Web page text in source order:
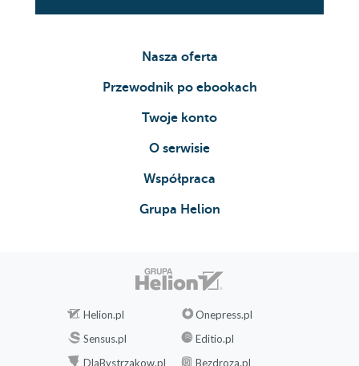
Nasza oferta
Przewodnik po ebookach
Twoje konto
O serwisie
Współpraca
Grupa Helion
Helion.pl
Onepress.pl
Sensus.pl
Editio.pl
DlaBystrzakow.pl
Bezdroza.pl